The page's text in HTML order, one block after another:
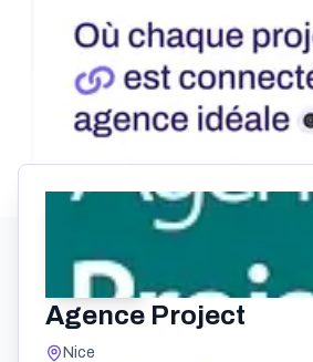
Agence Project
Nice